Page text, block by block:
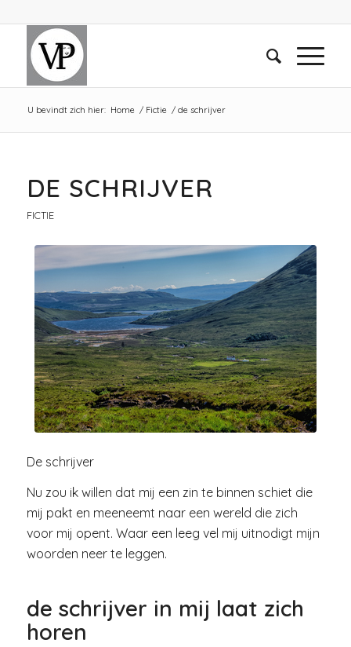
U bevindt zich hier: Home / Fictie / de schrijver
DE SCHRIJVER
FICTIE
De schrijver
Nu zou ik willen dat mij een zin te binnen schiet die
mij pakt en meeneemt naar een wereld die zich
voor mij opent. Waar een leeg vel mij uitnodigt mijn
woorden neer te leggen.
de schrijver in mij laat zich
horen